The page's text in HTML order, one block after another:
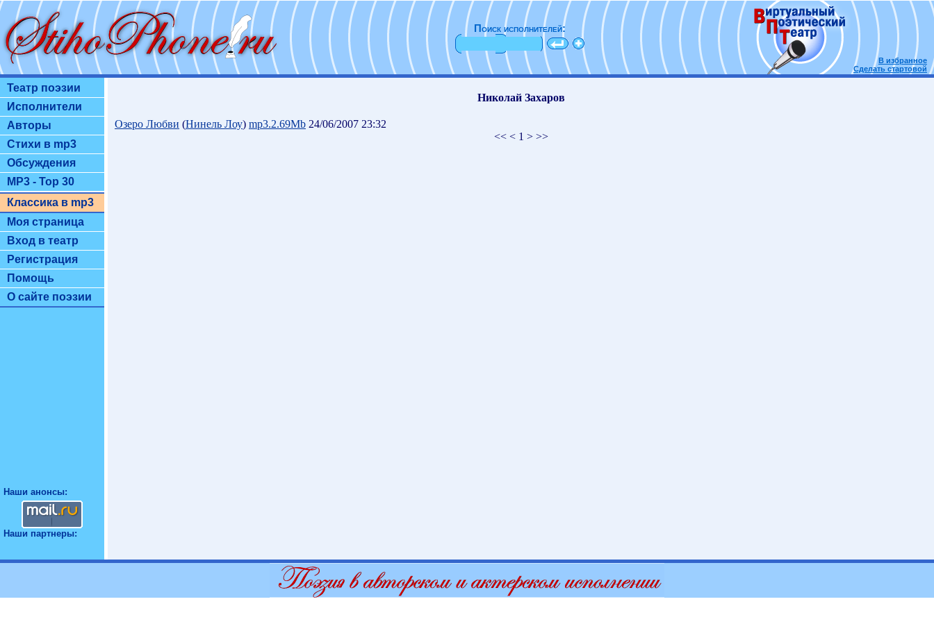
Поиск исполнителей:
В избранное
Сделать стартовой
Театр поэзии
Исполнители
Авторы
Стихи в mp3
Обсуждения
MP3 - Top 30
Классика в mp3
Моя страница
Вход в театр
Регистрация
Помощь
О сайте поэзии
Наши анонсы:
Наши партнеры:
Николай Захаров
Озеро Любви (Нинель Лоу) mp3.2.69Mb 24/06/2007 23:32
<< < 1 > >>